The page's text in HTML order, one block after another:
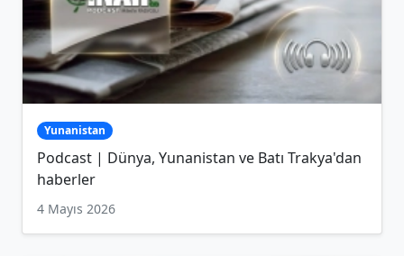
Yunanistan
Podcast | Dünya, Yunanistan ve Batı Trakya'dan
haberler
4 Mayıs 2026